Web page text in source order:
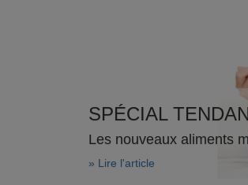
SPÉCIAL
Les nouveaux aliments
» Lire l'article